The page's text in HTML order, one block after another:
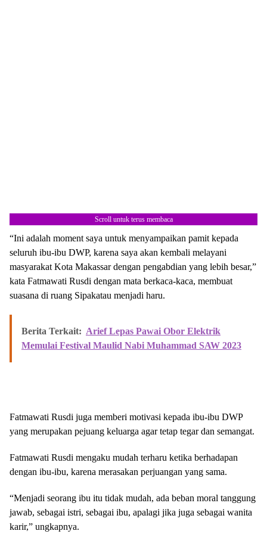
Scroll untuk terus membaca
“Ini adalah moment saya untuk menyampaikan pamit kepada
seluruh ibu-ibu DWP, karena saya akan kembali melayani
masyarakat Kota Makassar dengan pengabdian yang lebih besar,”
kata Fatmawati Rusdi dengan mata berkaca-kaca, membuat
suasana di ruang Sipakatau menjadi haru.
Berita Terkait: Arief Lepas Pawai Obor Elektrik
Memulai Festival Maulid Nabi Muhammad SAW 2023
Fatmawati Rusdi juga memberi motivasi kepada ibu-ibu DWP
yang merupakan pejuang keluarga agar tetap tegar dan semangat.
Fatmawati Rusdi mengaku mudah terharu ketika berhadapan
dengan ibu-ibu, karena merasakan perjuangan yang sama.
“Menjadi seorang ibu itu tidak mudah, ada beban moral tanggung
jawab, sebagai istri, sebagai ibu, apalagi jika juga sebagai wanita
karir,” ungkapnya.